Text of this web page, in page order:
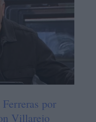
por
Villarejo